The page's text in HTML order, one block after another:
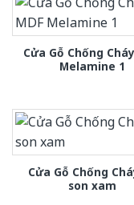
Cửa Gỗ Chống
Melamine 1
Cửa Gỗ Chống
son xam